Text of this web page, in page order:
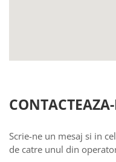
Natura
Watercolor
Scrie-ne un mesaj si in
de catre unul din